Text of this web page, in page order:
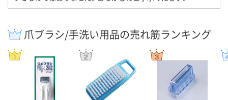
爪ブラシ/手洗い用品の売れ筋ランキング